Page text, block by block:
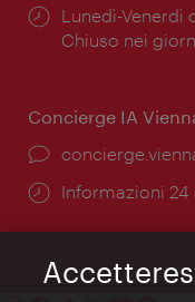
Orari
di
Lunedì-Venerdì
Chiuso nei
Concierge IA
Ort:
Öffnungszeiten:
Informazioni 24